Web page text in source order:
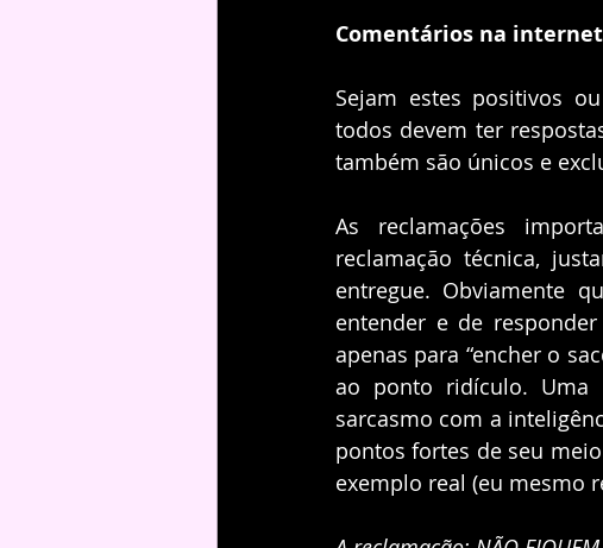
Comentários na internet
Sejam estes positivos
todos devem ter
também são únicos e
As reclamações
reclamação técnica,
entregue. Obviamente
entender e de
apenas para “encher o
ao ponto ridículo.
sarcasmo com a
pontos fortes de seu
exemplo real (eu mesmo